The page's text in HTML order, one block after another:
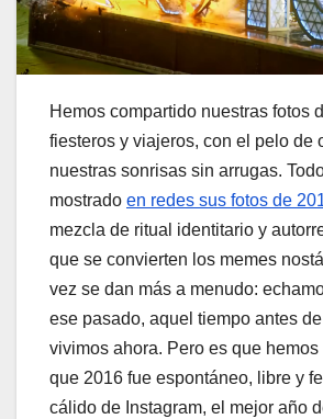
Hemos compartido nuestras fotos
fiesteros y viajeros, con el pelo de
nuestras sonrisas sin arrugas.
mostrado en redes sus fotos de
mezcla de ritual identitario y
que se convierten los memes
vez se dan más a menudo:
ese pasado, aquel tiempo antes
vivimos ahora. Pero es que
que 2016 fue espontáneo, libre y
cálido de Instagram, el mejor año